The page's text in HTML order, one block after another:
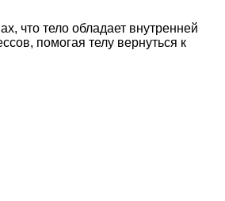
что тело обладает внутренней
помогая телу вернуться к